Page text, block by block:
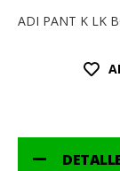
ADI PANT K LK